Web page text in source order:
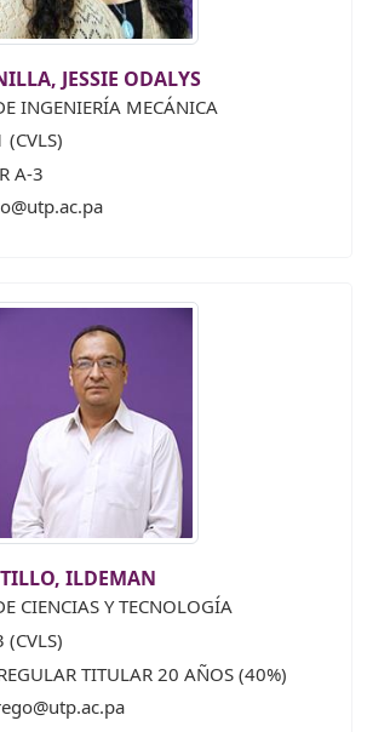
JESSIE ODALYS
INGENIERÍA MECÁNICA
A-3
ILDEMAN
CIENCIAS Y TECNOLOGÍA
TITULAR 20 AÑOS (40%)